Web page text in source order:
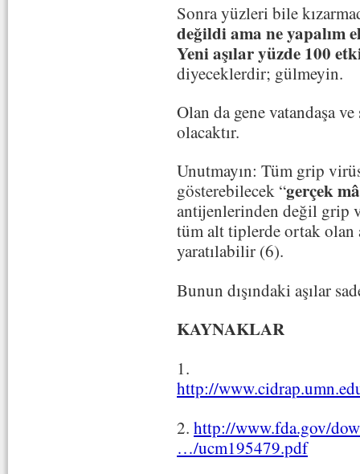
Sonra yüzleri bile
değildi ama ne yapalım
Yeni aşılar yüzde 100
diyeceklerdir; gülmeyin.
Olan da gene vatandaşa
olacaktır.
Unutmayın: Tüm grip
gösterebilecek “gerçek
antijenlerinden değil grip
tüm alt tiplerde ortak olan
yaratılabilir (6).
Bunun dışındaki aşılar
KAYNAKLAR
1.
http://
2. http://www.fda.gov/
…/ucm195479.pdf